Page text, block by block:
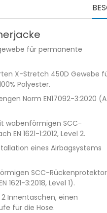
für permanente
X-Stretch 450D Gewebe
Polyester.
Norm EN17092-3:2020
wabenförmigen SCC-
1621-1:2012, Level 2.
eines Airbagsystems
SCC-Rückenprotektor
1621-3:2018, Level 1).
Innentaschen, einen
für die Hose.